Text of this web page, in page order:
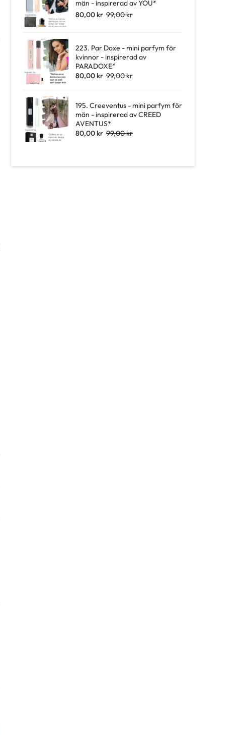
män - inspirerad av YOU*
80,00kr 99,00kr
223. Par Doxe - mini parfym för
kvinnor - inspirerad av
PARADOXE*
80,00kr 99,00kr
195. Creeventus - mini parfym för
män - inspirerad av CREED
AVENTUS*
80,00kr 99,00kr